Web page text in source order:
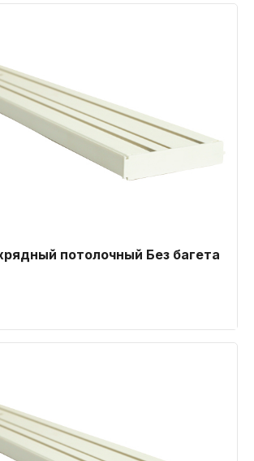
потолочный Без багета